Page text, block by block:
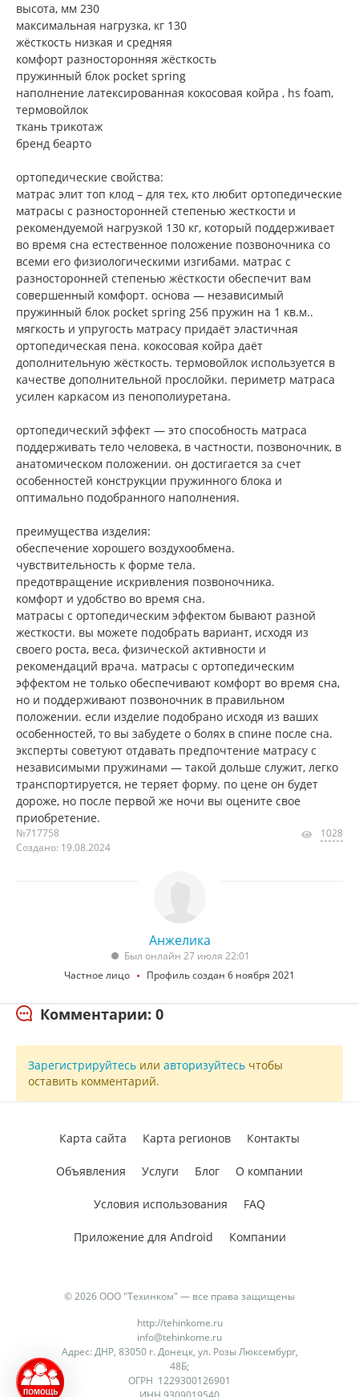
высота, мм 230
максимальная нагрузка, кг 130
жёсткость низкая и средняя
комфорт разносторонняя жёсткость
пружинный блок pocket spring
наполнение латексированная кокосовая койра , hs foam,
термовойлок
ткань трикотаж
бренд беарто
ортопедические свойства:
матрас элит топ клод – для тех, кто любит ортопедические
матрасы с разносторонней степенью жесткости и
рекомендуемой нагрузкой 130 кг, который поддерживает
во время сна естественное положение позвоночника со
всеми его физиологическими изгибами. матрас с
разносторонней степенью жёсткости обеспечит вам
совершенный комфорт. основа — независимый
пружинный блок pocket spring 256 пружин на 1 кв.м..
мягкость и упругость матрасу придаёт эластичная
ортопедическая пена. кокосовая койра даёт
дополнительную жёсткость. термовойлок используется в
качестве дополнительной прослойки. периметр матраса
усилен каркасом из пенополиуретана.
ортопедический эффект — это способность матраса
поддерживать тело человека, в частности, позвоночник, в
анатомическом положении. он достигается за счет
особенностей конструкции пружинного блока и
оптимально подобранного наполнения.
преимущества изделия:
обеспечение хорошего воздухообмена.
чувствительность к форме тела.
предотвращение искривления позвоночника.
комфорт и удобство во время сна.
матрасы с ортопедическим эффектом бывают разной
жесткости. вы можете подобрать вариант, исходя из
своего роста, веса, физической активности и
рекомендаций врача. матрасы с ортопедическим
эффектом не только обеспечивают комфорт во время сна,
но и поддерживают позвоночник в правильном
положении. если изделие подобрано исходя из ваших
особенностей, то вы забудете о болях в спине после сна.
эксперты советуют отдавать предпочтение матрасу с
независимыми пружинами — такой дольше служит, легко
транспортируется, не теряет форму. по цене он будет
дороже, но после первой же ночи вы оцените свое
приобретение.
№717758
Создано: 19.08.2024
1028
Анжелика
Был онлайн 27 июля 22:01
Частное лицо
Профиль создан 6 ноября 2021
Комментарии: 0
Зарегистрируйтесь или авторизуйтесь чтобы
оставить комментарий.
© 2026 ООО "Техинком" — все права защищены
http://tehinkome.ru
info@tehinkome.ru
Адрес: ДНР, 83050 г. Донецк, ул. Розы Люксембург,
48Б;
ОГРН 1229300126901
Карта сайта Карта регионов Контакты
Объявления Услуги Блог О компании
Условия использования FAQ
Приложение для Android Компании